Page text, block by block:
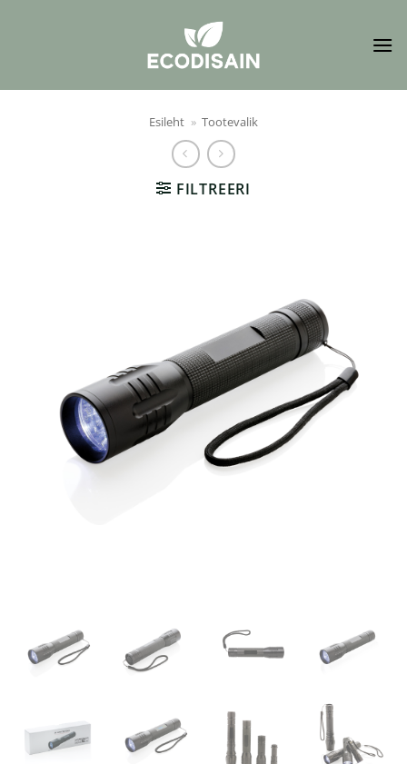
Esileht » Tootevalik
FILTREERI